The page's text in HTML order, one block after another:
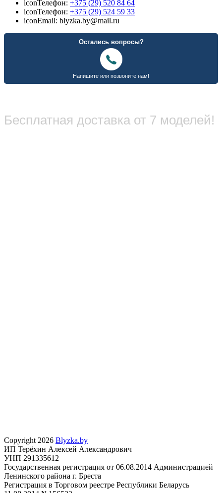
iconТелефон: +375 (29) 520 84 64
iconТелефон: +375 (29) 524 59 33
iconEmail: blyzka.by@mail.ru
Бесплатная доставка от 7 моделей!
Copyright 2026 Blyzka.by
ИП Терёхин Алексей Александрович
УНП 291335612
Государственная регистрация от 06.08.2014 Администрацией
Ленинского района г. Бреста
Регистрация в Торговом реестре Республики Беларусь